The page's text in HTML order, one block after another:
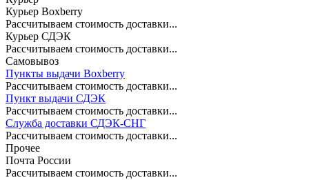
Курьер Boxberry
Рассчитываем стоимость доставки...
Курьер СДЭК
Рассчитываем стоимость доставки...
Самовывоз
Пункты выдачи Boxberry
Рассчитываем стоимость доставки...
Пункт выдачи СДЭК
Рассчитываем стоимость доставки...
Служба доставки СДЭК-СНГ
Рассчитываем стоимость доставки...
Прочее
Почта России
Рассчитываем стоимость доставки...